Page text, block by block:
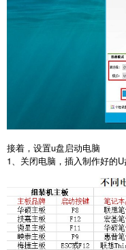
接着，设置u盘启动电脑
1、关闭电脑，插入制作好的U